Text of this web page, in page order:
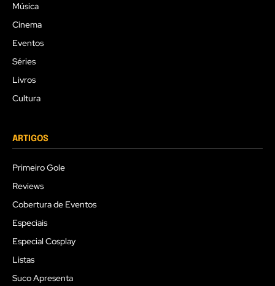
Música
Cinema
Eventos
Séries
Livros
Cultura
ARTIGOS
Primeiro Gole
Reviews
Cobertura de Eventos
Especiais
Especial Cosplay
Listas
Suco Apresenta